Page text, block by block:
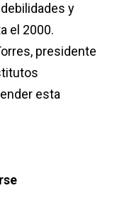
y
el 2000.
presidente
esta